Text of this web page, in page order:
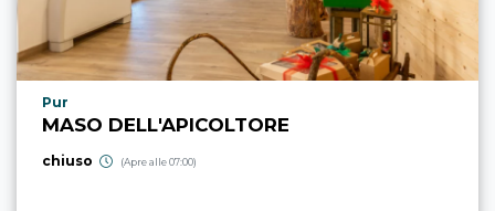
Località punto di interesse
Pur
MASO DELL'APICOLTORE
chiuso (Apre alle 07:00)